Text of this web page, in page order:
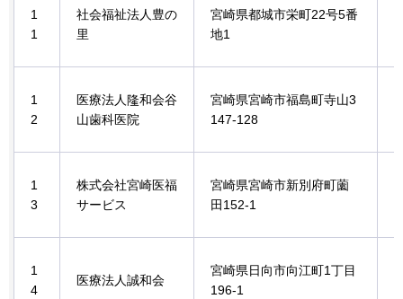
1
1
社会福祉法人豊の
里
宮崎県都城市栄町22号5番
地1
1
2
医療法人隆和会谷
山歯科医院
宮崎県宮崎市福島町寺山3
147-128
1
3
株式会社宮崎医福
サービス
宮崎県宮崎市新別府町薗
田152-1
1
4
医療法人誠和会
宮崎県日向市向江町1丁目
196-1